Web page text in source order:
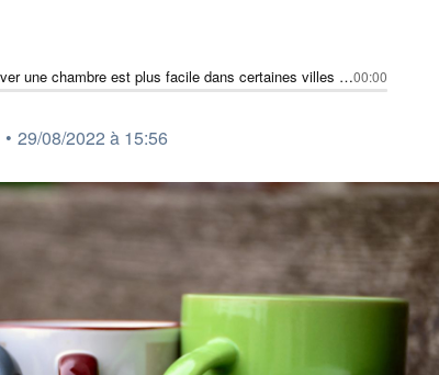
Colocation : trouver une chambre est plus facile dans certaines villes que dans d'autres00:00
• 29/08/2022 à 15:56